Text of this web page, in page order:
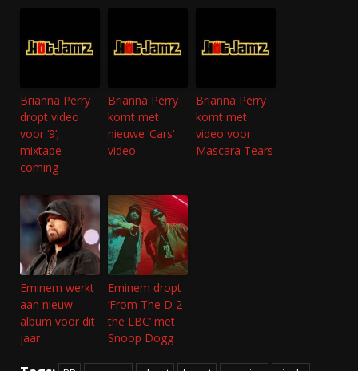
Brianna Perry
dropt video
voor ‘9’;
mixtape
coming
Brianna Perry
komt met
nieuwe ‘Cars’
video
Brianna Perry
komt met
video voor
Mascara Tears
Eminem werkt
aan nieuw
album voor dit
jaar
Eminem dropt
‘From The D 2
the LBC’ met
Snoop Dogg